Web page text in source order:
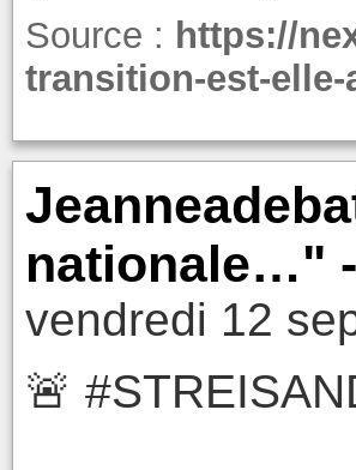
Source : https://
transition-est-
nationale…"
vendredi 12
🚨